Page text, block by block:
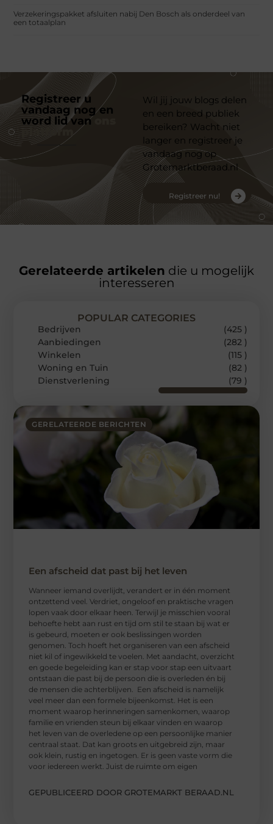
Verzekeringspakket afsluiten nabij Den Bosch als onderdeel van
een totaalplan
Registreer u
vandaag nog en
word lid van
platform
Wil jij jouw blogs delen
en een breed publiek
bereiken? Wacht niet
langer en registreer je
vandaag nog op
Grotemarktberaad.nl
Registreer nu!
Gerelateerde artikelen die u mogelijk
interesseren
GERELATEERDE BERICHTEN
Een afscheid dat past bij het leven
Wanneer iemand overlijdt, verandert er in één moment
ontzettend veel. Verdriet, ongeloof en praktische vragen
lopen vaak door elkaar heen. Terwijl je misschien vooral
behoefte hebt aan rust en tijd om stil te staan bij wat er
is gebeurd, moeten er ook beslissingen worden
genomen. Toch hoeft het organiseren van een afscheid
niet kil of ingewikkeld te voelen. Met aandacht, overzicht
en goede begeleiding kan er stap voor stap een uitvaart
ontstaan die past bij de persoon die is overleden én bij
de mensen die achterblijven. Een afscheid is namelijk
veel meer dan een formele bijeenkomst. Het is een
moment waarop herinneringen samenkomen, waarop
familie en vrienden steun bij elkaar vinden en waarop
het leven van de overledene op een persoonlijke manier
centraal staat. Dat kan groots en uitgebreid zijn, maar
ook klein, rustig en ingetogen. Er is geen vaste vorm die
voor iedereen werkt. Juist de ruimte om eigen
GEPUBLICEERD DOOR GROTEMARKT BERAAD.NL
POPULAR CATEGORIES
Bedrijven
(425 )
Aanbiedingen
(282 )
Winkelen
(115 )
Woning en Tuin
(82 )
Dienstverlening
(79 )